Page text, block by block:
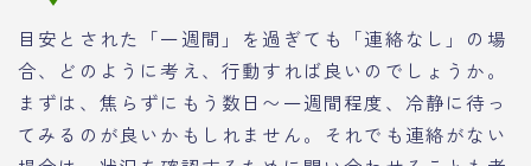
目安とされた「一週間」を過ぎても「連絡なし」の場
合、どのように考え、行動すれば良いのでしょうか。
まずは、焦らずにもう数日〜一週間程度、冷静に待っ
てみるのが良いかもしれません。それでも連絡がない